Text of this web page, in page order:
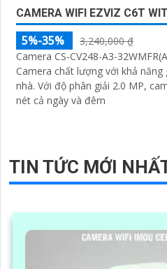
CAMERA WIFI EZVIZ C6T
5%-35%
3,240,000 ₫
Camera CS-CV248-A3-
Camera chất lượng với khả
nhà. Với độ phân giải 2.0 MP, camera này cho ra hình ảnh rõ
nét cả ngày và đêm
TIN TỨC MỚI